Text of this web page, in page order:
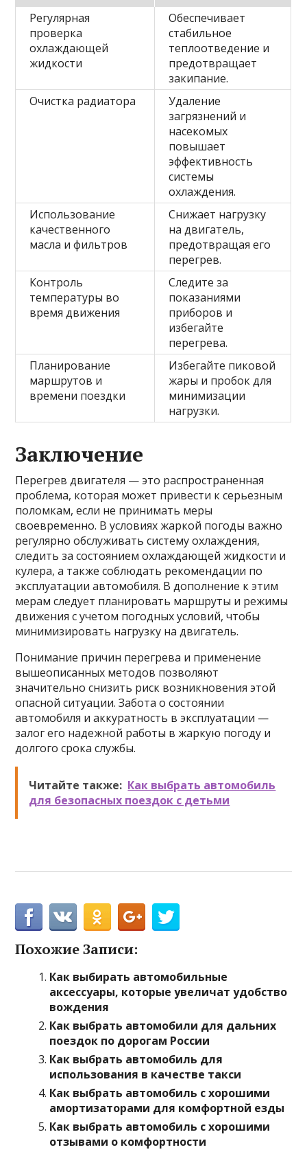
Регулярная
проверка
охлаждающей
жидкости
Обеспечивает
стабильное
теплоотведение и
предотвращает
закипание.
Очистка радиатора
Удаление
загрязнений и
насекомых
повышает
эффективность
системы
охлаждения.
Использование
качественного
масла и фильтров
Снижает нагрузку
на двигатель,
предотвращая его
перегрев.
Контроль
температуры во
время движения
Следите за
показаниями
приборов и
избегайте
перегрева.
Планирование
маршрутов и
времени поездки
Избегайте пиковой
жары и пробок для
минимизации
нагрузки.
Заключение
Перегрев двигателя — это распространенная
проблема, которая может привести к серьезным
поломкам, если не принимать меры
своевременно. В условиях жаркой погоды важно
регулярно обслуживать систему охлаждения,
следить за состоянием охлаждающей жидкости и
кулера, а также соблюдать рекомендации по
эксплуатации автомобиля. В дополнение к этим
мерам следует планировать маршруты и режимы
движения с учетом погодных условий, чтобы
минимизировать нагрузку на двигатель.
Понимание причин перегрева и применение
вышеописанных методов позволяют
значительно снизить риск возникновения этой
опасной ситуации. Забота о состоянии
автомобиля и аккуратность в эксплуатации —
залог его надежной работы в жаркую погоду и
долгого срока службы.
Читайте также: Как выбрать автомобиль
для безопасных поездок с детьми
Похожие Записи:
Как выбирать автомобильные
аксессуары, которые увеличат удобство
вождения
Как выбрать автомобили для дальних
поездок по дорогам России
Как выбрать автомобиль для
использования в качестве такси
Как выбрать автомобиль с хорошими
амортизаторами для комфортной езды
Как выбрать автомобиль с хорошими
отзывами о комфортности